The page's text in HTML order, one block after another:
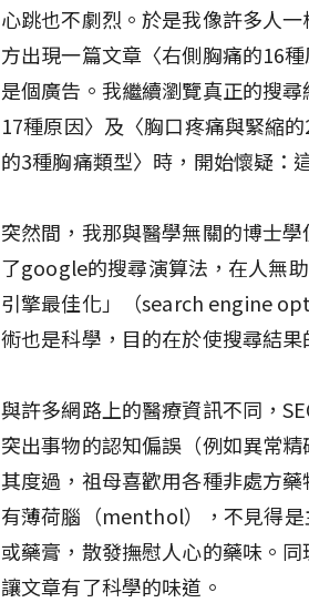
心跳也不劇烈。於是我像許多人
方出現一篇文章〈右側胸痛的16
是個廣告。我繼續瀏覽真正的搜
17種原因〉及〈胸口疼痛與緊縮
的3種胸痛類型〉時，開始懷疑：
突然間，我那與醫學無關的博士
了google的搜尋演算法，在人無
引擎最佳化」（search engine
術也是科學，目的在於使搜尋結
與許多網路上的醫療資訊不同，
突出事物的認知偏誤（例如異常
其度過，祖母喜歡用各種非處方
有薄荷腦（menthol），不見得
或藥膏，散發撫慰人心的藥味。
讓文章有了科學的味道。